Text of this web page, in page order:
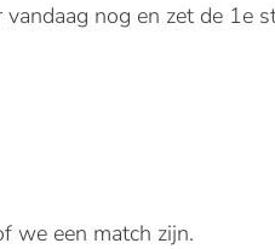
nog en zet de 1e
we een match zijn.